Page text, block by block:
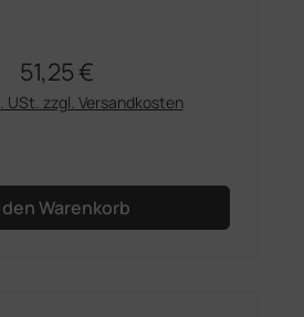
Regulärer Preis:
51,25 €
USt. zzgl. Versandkosten
Gib den
den Warenkorb